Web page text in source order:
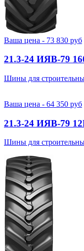
Ваша цена - 73 830 руб
21.3-24 ИЯВ-79
Шины для
Ваша цена - 64 350 руб
21.3-24 ИЯВ-79
Шины для